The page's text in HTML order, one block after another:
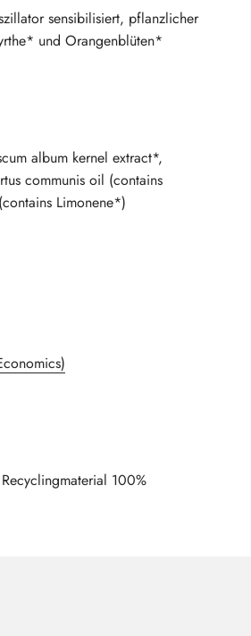
sensibilisiert, pflanzlicher
und Orangenblüten*
album kernel extract*,
communis oil (contains
Limonene*)
100%